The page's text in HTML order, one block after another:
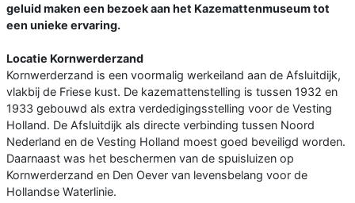
geluid maken een bezoek aan het Kazemattenmuseum tot
een unieke ervaring.
Locatie Kornwerderzand
Kornwerderzand is een voormalig werkeiland aan de Afsluitdijk,
vlakbij de Friese kust. De kazemattenstelling is tussen 1932 en
1933 gebouwd als extra verdedigingsstelling voor de Vesting
Holland. De Afsluitdijk als directe verbinding tussen Noord
Nederland en de Vesting Holland moest goed beveiligd worden.
Daarnaast was het beschermen van de spuisluizen op
Kornwerderzand en Den Oever van levensbelang voor de
Hollandse Waterlinie.